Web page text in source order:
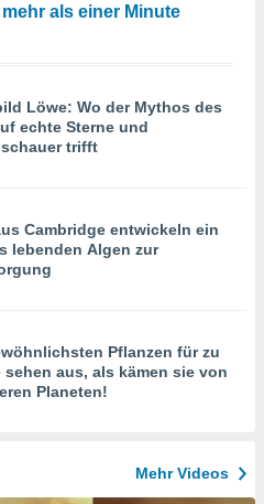
als einer Minute
Löwe: Wo der Mythos des
echte Sterne und
trifft
Cambridge entwickeln ein
lebenden Algen zur
Pflanzen für zu
sehen aus, als kämen sie von
Planeten!
Mehr Videos